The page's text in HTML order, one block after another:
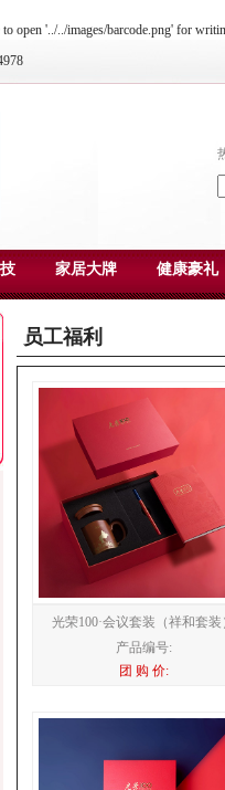
open '../../images/barcode.png' for
家居大牌 健康豪礼
员工福利
光荣100·会议套装（祥和套装
产品编号:
团 购 价: